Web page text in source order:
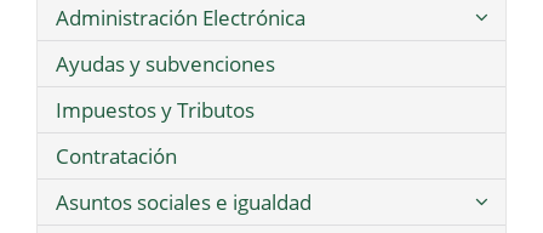
Administración Electrónica
Ayudas y subvenciones
Impuestos y Tributos
Contratación
Asuntos sociales e igualdad